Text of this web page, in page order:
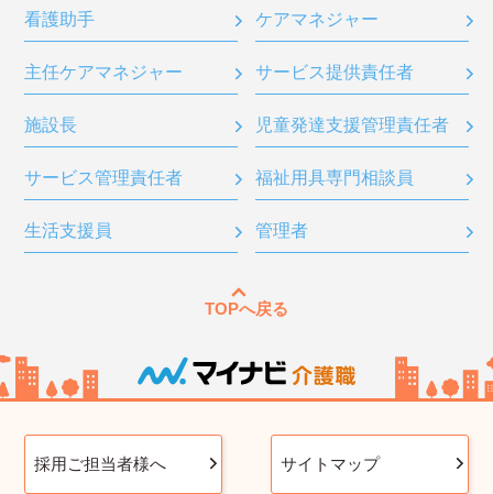
看護助手 ケアマネジャー
主任ケアマネジャー サービス提供責任者
施設長 児童発達支援管理責任者
サービス管理責任者 福祉用具専門相談員
生活支援員 管理者
TOPへ戻る
採用ご担当者様へ サイトマップ